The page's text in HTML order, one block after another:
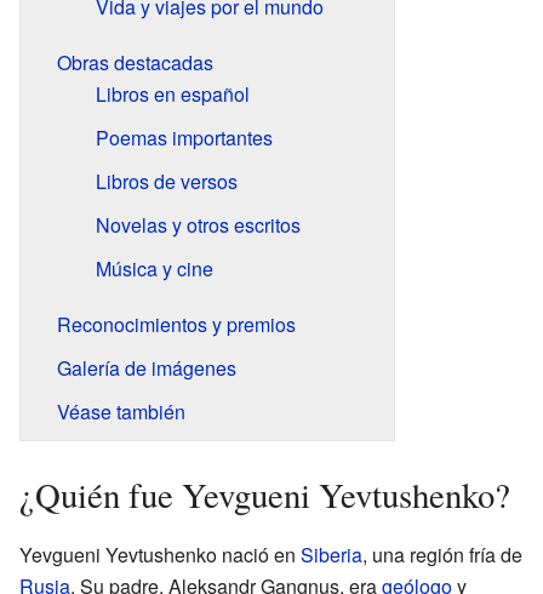
Vida y viajes por el mundo
Obras destacadas
Libros en español
Poemas importantes
Libros de versos
Novelas y otros escritos
Música y cine
Reconocimientos y premios
Galería de imágenes
Véase también
¿Quién fue Yevgueni Yevtushenko?
Yevgueni Yevtushenko nació en Siberia, una región fría de
Rusia. Su padre, Aleksandr Gangnus, erageólogoy